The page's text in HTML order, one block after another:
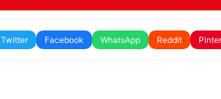
Twitter Facebook WhatsApp Reddit